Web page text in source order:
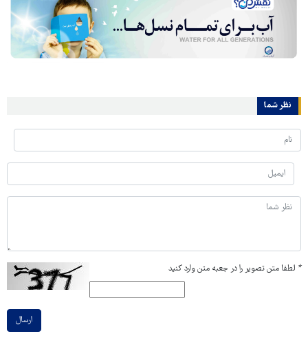
نظر شما
* لطفا متن تصویر را در جعبه متن وارد کنید
ارسال